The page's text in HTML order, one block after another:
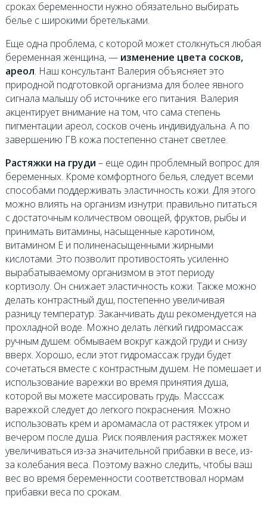
сроках беременности нужно обязательно выбирать
белье с широкими бретельками.
Еще одна проблема, с которой может столкнуться любая
беременная женщина, — изменение цвета сосков,
ареол. Наш консультант Валерия объясняет это
природной подготовкой организма для более явного
сигнала малышу об источнике его питания. Валерия
акцентирует внимание на том, что сама степень
пигментации ареол, сосков очень индивидуальна. А по
завершению ГВ кожа постепенно станет светлее.
Растяжки на груди – еще один проблемный вопрос для
беременных. Кроме комфортного белья, следует всеми
способами поддерживать эластичность кожи. Для этого
можно влиять на организм изнутри: правильно питаться
с достаточным количеством овощей, фруктов, рыбы и
принимать витамины, насыщенные каротином,
витамином Е и полиненасыщенными жирными
кислотами. Это позволит противостоять усиленно
вырабатываемому организмом в этот периоду
кортизолу. Он снижает эластичность кожи. Также можно
делать контрастный душ, постепенно увеличивая
разницу температур. Заканчивать душ рекомендуется на
прохладной воде. Можно делать лёгкий гидромассаж
ручным душем: обмываем вокруг каждой груди и снизу
вверх. Хорошо, если этот гидромассаж груди будет
сочетаться вместе с контрастным душем. Не помешает и
использование варежки во время принятия душа,
которой вы можете массировать грудь. Масссаж
варежкой следует до легкого покраснения. Можно
использовать крем и аромамасла от растяжек утром и
вечером после душа. Риск появления растяжек может
увеличиваться из-за значительной прибавки в весе, из-
за колебания веса. Поэтому важно следить, чтобы ваш
вес во время беременности соответствовал нормам
прибавки веса по срокам.